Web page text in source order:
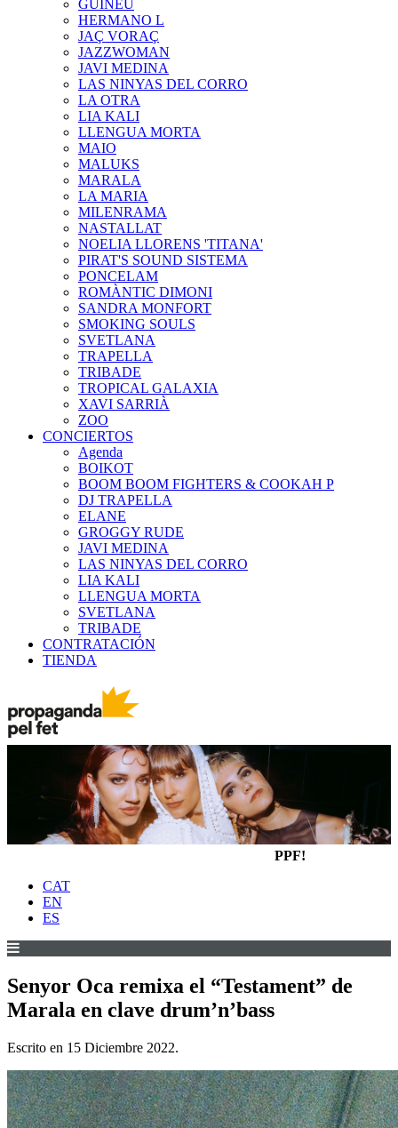
GUINEU
HERMANO L
JAÇ VORAÇ
JAZZWOMAN
JAVI MEDINA
LAS NINYAS DEL CORRO
LA OTRA
LIA KALI
LLENGUA MORTA
MAIO
MALUKS
MARALA
LA MARIA
MILENRAMA
NASTALLAT
NOELIA LLORENS 'TITANA'
PIRAT'S SOUND SISTEMA
PONCELAM
ROMÀNTIC DIMONI
SANDRA MONFORT
SMOKING SOULS
SVETLANA
TRAPELLA
TRIBADE
TROPICAL GALAXIA
XAVI SARRIÀ
ZOO
CONCIERTOS
Agenda
BOIKOT
BOOM BOOM FIGHTERS & COOKAH P
DJ TRAPELLA
ELANE
GROGGY RUDE
JAVI MEDINA
LAS NINYAS DEL CORRO
LIA KALI
LLENGUA MORTA
SVETLANA
TRIBADE
CONTRATACIÓN
TIENDA
PPF!
CAT
EN
ES
Senyor Oca remixa el “Testament” de
Marala en clave drum’n’bass
Escrito en 15 Diciembre 2022.